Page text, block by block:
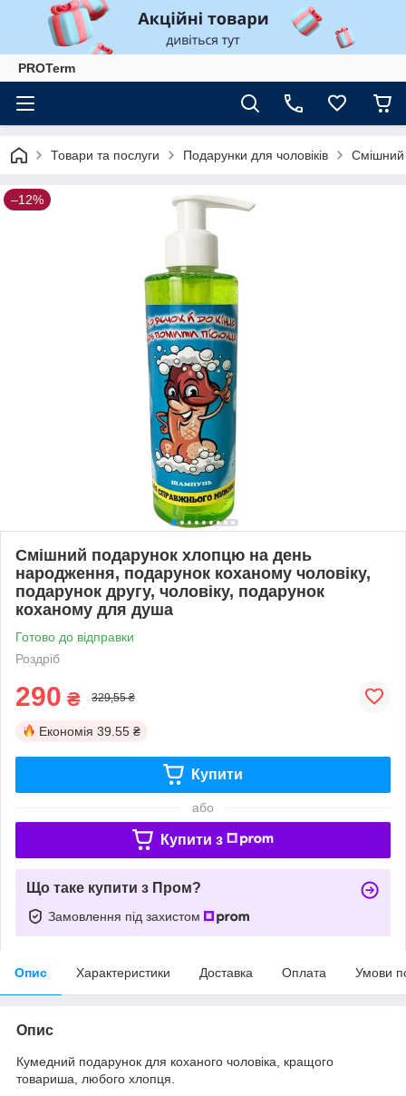
PROTerm
Товари та послуги Подарунки для чоловіків Смішний
–12%
Смішний подарунок хлопцю на день
народження, подарунок коханому чоловіку,
подарунок другу, чоловіку, подарунок
коханому для душа
Готово до відправки
Роздріб
290 ₴ 329,55 ₴
Економія 39.55 ₴
Купити
або
Купити з
Що таке купити з Пром?
Замовлення під захистом
Опис Характеристики Доставка Оплата Умови
Опис
Кумедний подарунок для коханого чоловіка, кращого
товариша, любого хлопця.